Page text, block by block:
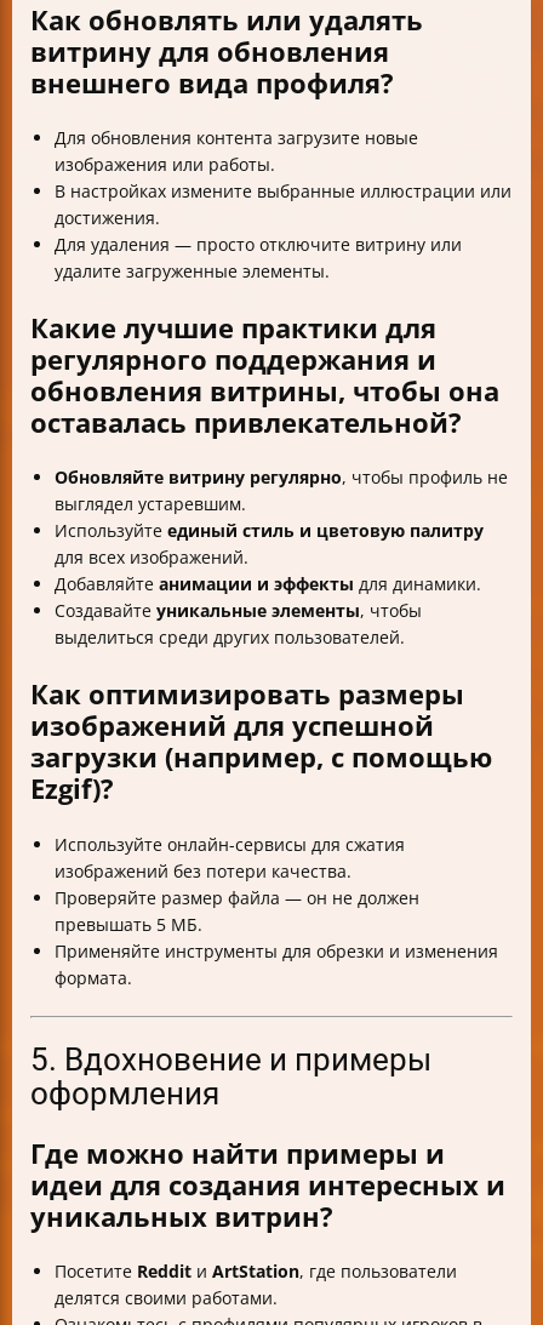
Как обновлять или удалять
витрину для обновления
внешнего вида профиля?
Для обновления контента загрузите новые
изображения или работы.
В настройках измените выбранные иллюстрации или
достижения.
Для удаления — просто отключите витрину или
удалите загруженные элементы.
Какие лучшие практики для
регулярного поддержания и
обновления витрины, чтобы она
оставалась привлекательной?
Обновляйте витрину регулярно, чтобы профиль не
выглядел устаревшим.
Используйте единый стиль и цветовую палитру
для всех изображений.
Добавляйте анимации и эффекты для динамики.
Создавайте уникальные элементы, чтобы
выделиться среди других пользователей.
Как оптимизировать размеры
изображений для успешной
загрузки (например, с помощью
Ezgif)?
Используйте онлайн-сервисы для сжатия
изображений без потери качества.
Проверяйте размер файла — он не должен
превышать 5 МБ.
Применяйте инструменты для обрезки и изменения
формата.
5. Вдохновение и примеры
оформления
Где можно найти примеры и
идеи для создания интересных и
уникальных витрин?
Посетите Reddit и ArtStation, где пользователи
делятся своими работами.